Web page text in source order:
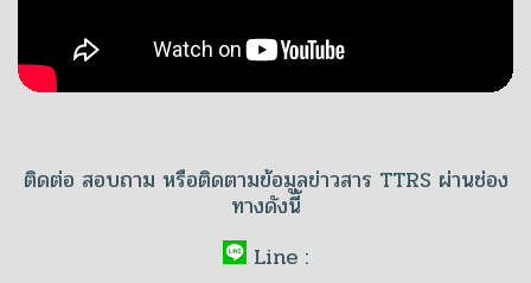
ติดต่อ สอบถาม หรือติดตามข้อมูลข่าวสาร TTRS ผ่านช่อง
ทางดังนี้
Line :